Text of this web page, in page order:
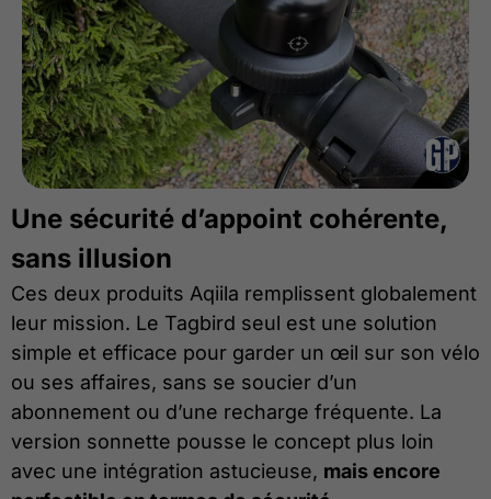
Une sécurité d’appoint cohérente,
sans illusion
Ces deux produits Aqiila remplissent globalement
leur mission. Le Tagbird seul est une solution
simple et efficace pour garder un œil sur son vélo
ou ses affaires, sans se soucier d’un
abonnement ou d’une recharge fréquente. La
version sonnette pousse le concept plus loin
avec une intégration astucieuse, mais encore